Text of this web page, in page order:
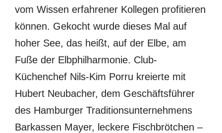
vom Wissen erfahrener Kollegen profitieren
können. Gekocht wurde dieses Mal auf
hoher See, das heißt, auf der Elbe, am
Fuße der Elbphilharmonie. Club-
Küchenchef Nils-Kim Porru kreierte mit
Hubert Neubacher, dem Geschäftsführer
des Hamburger Traditionsunternehmens
Barkassen Mayer, leckere Fischbrötchen –